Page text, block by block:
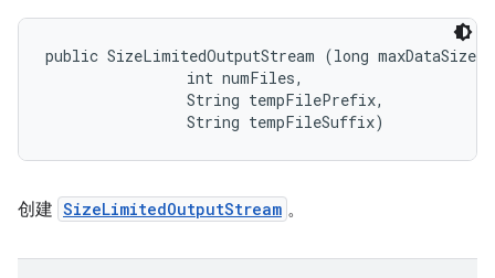
public SizeLimitedOutputStream (long maxDataSize,
                int numFiles,
                String tempFilePrefix,
                String tempFileSuffix)
创建 SizeLimitedOutputStream 。